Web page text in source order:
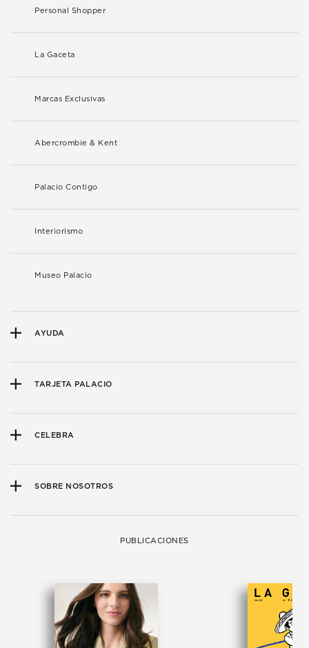
Personal Shopper
La Gaceta
Marcas Exclusivas
Abercrombie & Kent
Palacio Contigo
Interiorismo
Museo Palacio
AYUDA
TARJETA PALACIO
CELEBRA
SOBRE NOSOTROS
PUBLICACIONES